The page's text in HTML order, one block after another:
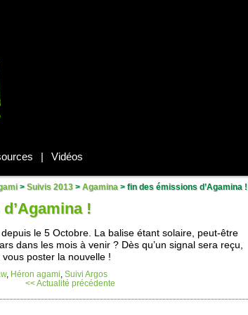
| Vidéos
> Suivis 2013 > Agamina >fin des émissions d’Agamina !
!
depuis le 5 Octobre. La balise étant solaire, peut-être
dans les mois à venir ? Dès qu’un signal sera reçu,
poster la nouvelle !
, Héron agami Suivi Argos
<< Actualité précédente